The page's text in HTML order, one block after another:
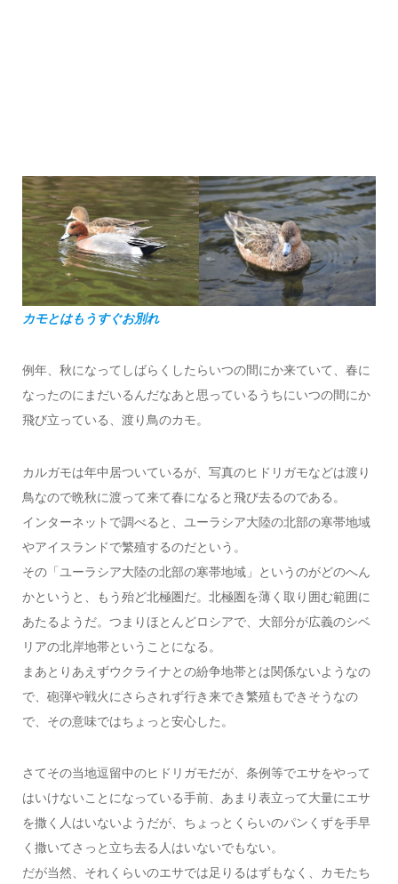
カモとはもうすぐお別れ
例年、秋になってしばらくしたらいつの間にか来ていて、春に
なったのにまだいるんだなあと思っているうちにいつの間にか
飛び立っている、渡り鳥のカモ。
カルガモは年中居ついているが、写真のヒドリガモなどは渡り
鳥なので晩秋に渡って来て春になると飛び去るのである。
インターネットで調べると、ユーラシア大陸の北部の寒帯地域
やアイスランドで繁殖するのだという。
その「ユーラシア大陸の北部の寒帯地域」というのがどのへん
かというと、もう殆ど北極圏だ。北極圏を薄く取り囲む範囲に
あたるようだ。つまりほとんどロシアで、大部分が広義のシベ
リアの北岸地帯ということになる。
まあとりあえずウクライナとの紛争地帯とは関係ないようなの
で、砲弾や戦火にさらされず行き来でき繁殖もできそうなの
で、その意味ではちょっと安心した。
さてその当地逗留中のヒドリガモだが、条例等でエサをやって
はいけないことになっている手前、あまり表立って大量にエサ
を撒く人はいないようだが、ちょっとくらいのパンくずを手早
く撒いてさっと立ち去る人はいないでもない。
だが当然、それくらいのエサでは足りるはずもなく、カモたち